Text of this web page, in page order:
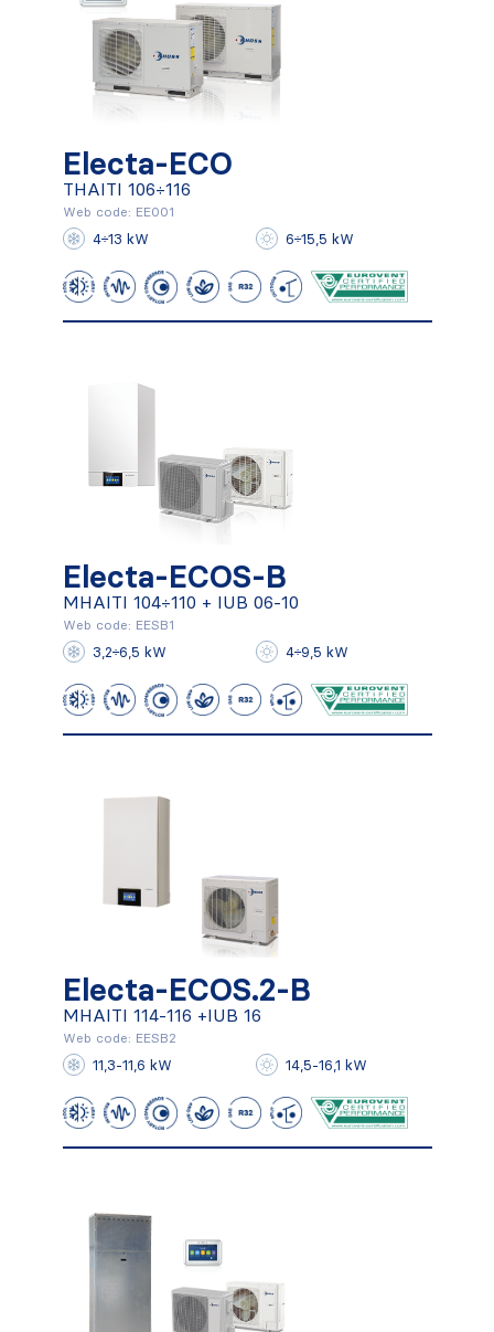
Electa-ECO
THAITI 106÷116
Web code: EE001
4÷13 kW 6÷15,5 kW
Electa-ECO
THAITI 106÷116
Conocer más
Electa-ECOS-B
MHAITI 104÷110 + IUB 06-10
Web code: EESB1
3,2÷6,5 kW 4÷9,5 kW
Electa-ECOS-B
MHAITI 104÷110 + IUB 06-10
Conocer más
Electa-ECOS.2-B
MHAITI 114-116 +IUB 16
Web code: EESB2
11,3-11,6 kW 14,5-16,1 kW
Electa-ECOS.2-B
MHAITI 114-116 +IUB 16
Conocer más